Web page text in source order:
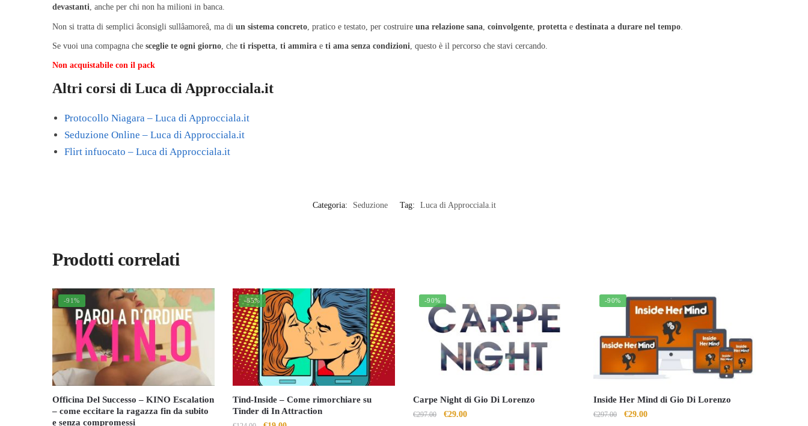
devastanti, anche per chi non ha milioni in banca.
Non si tratta di semplici âconsigli sullâamoreâ, ma diun sistema concreto , pratico e testato, per costruireuna relazione sana ,coinvolgente ,protetta edestinata a durare nel tempo
Se vuoi una compagna chesceglie te ogni giorno , cheti rispetta ,ti ammira eti ama senza condizioni , questo è il percorso che stavi cercando.
Non acquistabile con il pack
Altri corsi di Luca di Approcciala.it
Protocollo Niagara – Luca di Approcciala.it
Seduzione Online – Luca di Approcciala.it
Flirt infuocato – Luca di Approcciala.it
Categoria: Seduzione Tag: Luca di Approcciala.it
Prodotti correlati
-91%
Officina Del Successo – KINO Escalation
– come eccitare la ragazza fin da subito
e senza compromessi
-85%
Tind-Inside – Come rimorchiare su
Tinder di In Attraction
-90%
Carpe Night di Gio Di Lorenzo
€297.00
Il
€29.00Il
-90%
Inside Her Mind di Gio Di Lorenzo
€297.00
Il
€29.00Il